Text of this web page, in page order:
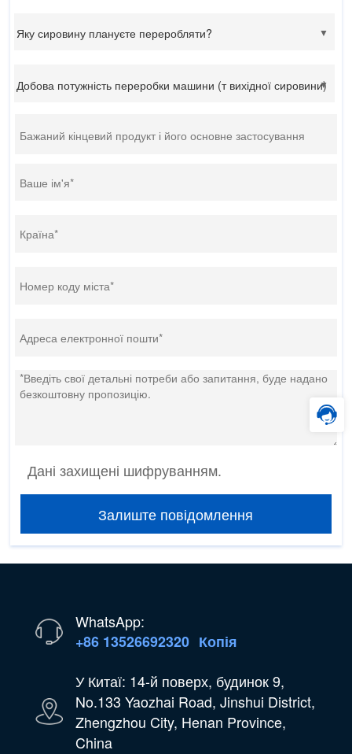
Дані захищені шифруванням.
Залиште повідомлення
WhatsApp:
+86 13526692320 Копія
У Китаї: 14-й поверх, будинок 9,
No.133 Yaozhai Road, Jinshui District,
Zhengzhou City, Henan Province,
China